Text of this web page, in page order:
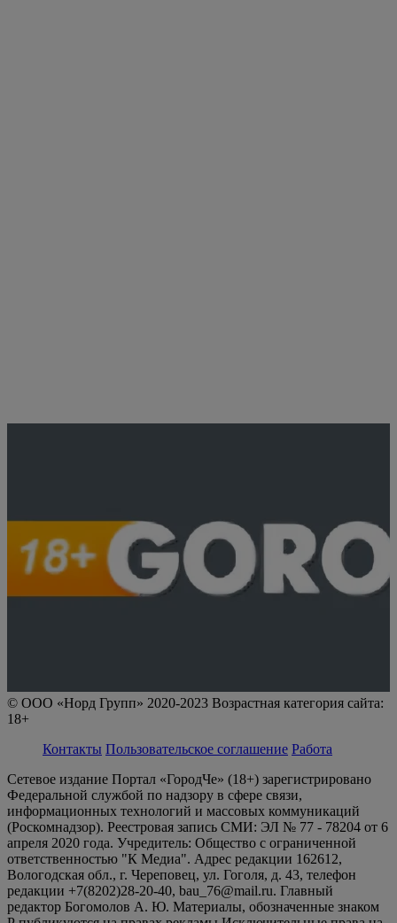
© ООО «Норд Групп» 2020-2023 Возрастная категория сайта:
18+
Контакты Пользовательское соглашение Работа
Сетевое издание Портал «ГородЧе» (18+) зарегистрировано
Федеральной службой по надзору в сфере связи,
информационных технологий и массовых коммуникаций
(Роскомнадзор). Реестровая запись СМИ: ЭЛ № 77 - 78204 от 6
апреля 2020 года. Учредитель: Общество с ограниченной
ответственностью "К Медиа". Адрес редакции 162612,
Вологодская обл., г. Череповец, ул. Гоголя, д. 43, телефон
редакции +7(8202)28-20-40, bau_76@mail.ru. Главный
редактор Богомолов А. Ю. Материалы, обозначенные знаком